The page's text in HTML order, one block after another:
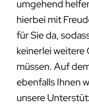
umgehend
hierbei mit
für Sie da,
keinerlei weitere
müssen. Auf
ebenfalls Ihnen
unsere